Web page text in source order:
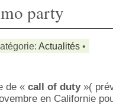
party
Actualités •
de « call of duty»(
en Californie